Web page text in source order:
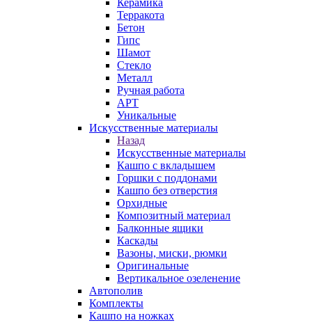
Терракота
Бетон
Гипс
Шамот
Стекло
Металл
Ручная работа
АРТ
Уникальные
Искусственные материалы
Назад
Искусственные материалы
Кашпо с вкладышем
Горшки с поддонами
Кашпо без отверстия
Орхидные
Композитный материал
Балконные ящики
Каскады
Вазоны, миски, рюмки
Оригинальные
Вертикальное озеленение
Автополив
Комплекты
Кашпо на ножках